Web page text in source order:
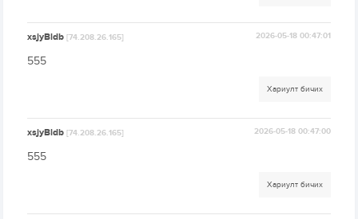
xsjyBldb[74.208.26.165] 2026-05-18 00:47:01
555
Хариулт бичих
xsjyBldb[74.208.26.165] 2026-05-18 00:47:00
555
Хариулт бичих